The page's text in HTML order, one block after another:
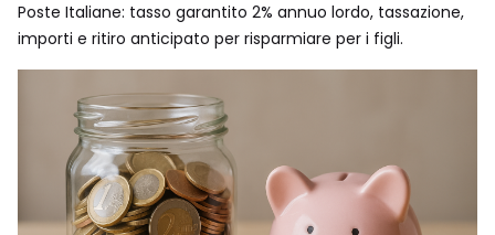
Poste Italiane: tasso garantito 2% annuo lordo, tassazione,
importi e ritiro anticipato per risparmiare per i figli.